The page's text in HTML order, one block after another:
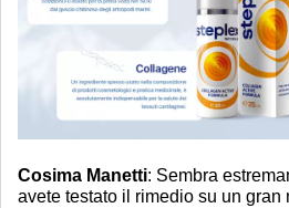
Cosima Manetti: Sembra
avete testato il rimedio su un gran